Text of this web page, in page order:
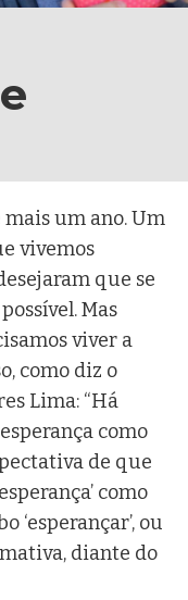
um ano. Um
vivemos
que se
Mas
viver a
como diz o
Lima: “Há
como
de que
como
‘esperançar’, ou
diante do